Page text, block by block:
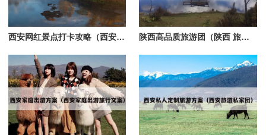
西安网红景点打卡攻略（西安网红景点打卡攻略图） 陕西高品质旅游团（陕西 旅游）